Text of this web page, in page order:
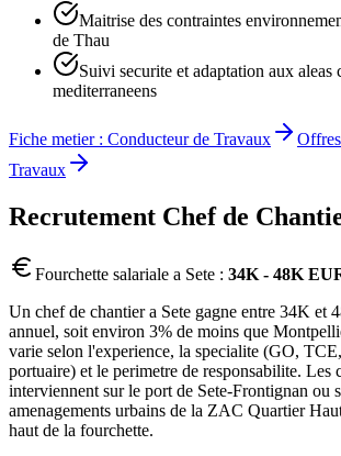
Maitrise des contraintes
de Thau
Suivi securite et adaptation aux aleas
mediterraneens
Fiche metier : Conducteur de Travaux Offres
Travaux
Recrutement Chef de
Fourchette salariale a Sete : 34K - 48K
Un chef de chantier a Sete gagne entre 34K et
annuel, soit environ 3% de moins que
varie selon l'experience, la specialite (GO,
portuaire) et le perimetre de responsabilite. Les
interviennent sur le port de Sete-Frontignan ou
amenagements urbains de la ZAC Quartier
haut de la fourchette.